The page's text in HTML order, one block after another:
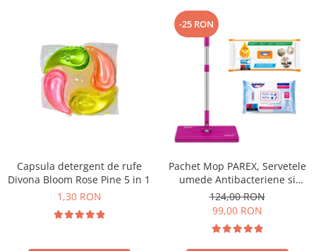
Capsula detergent de rufe
Divona Bloom Rose Pine 5 in 1
1,30 RON
-25 RON
Pachet Mop PAREX, Servetele
umede Antibacteriene si
Multisuprafete
124,00 RON
99,00 RON